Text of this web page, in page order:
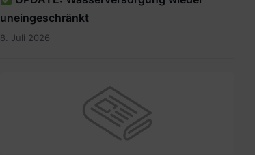
uneingeschränkt
8. Juli 2026